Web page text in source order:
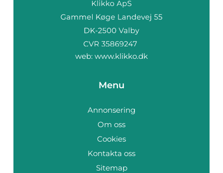
web: www.klikko.dk
Menu
Annonsering
Om oss
Cookies
Kontakta oss
Sitemap